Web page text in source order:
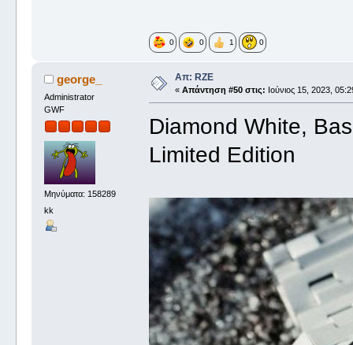
0 0 1 0
george_
Administrator
GWF
Μηνύματα: 158289
kk
Απ: RZE
« Απάντηση #50 στις: Ιούνιος 15, 2023,
Diamond White,
Limited Edition